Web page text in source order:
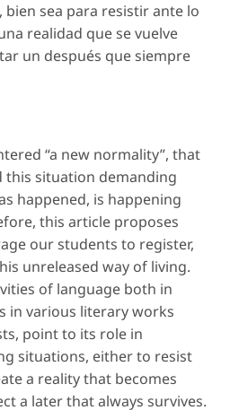
bien sea para resistir ante lo
realidad que se vuelve
un después que siempre
“a new normality”, that
this situation demanding
happened, is happening
this article proposes
our students to register,
unreleased way of living.
of language both in
in various literary works
point to its role in
situations, either to resist
a reality that becomes
a later that always survives.